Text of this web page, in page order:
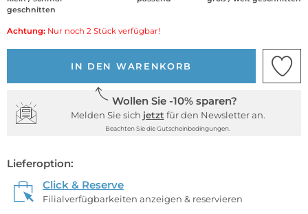
geschnitten
Achtung: Nur noch 2 Stück verfügbar!
IN DEN WARENKORB
Wollen Sie -10% sparen?
Melden Sie sich jetzt für den Newsletter an.
Beachten Sie die Gutscheinbedingungen.
Lieferoption:
Click & Reserve
Filialverfügbarkeiten anzeigen & reservieren